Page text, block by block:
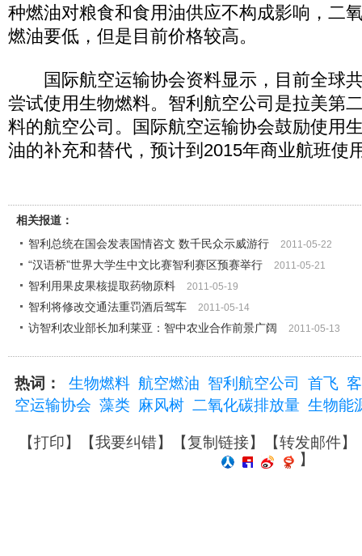
种燃油对粮食和食用油供应不构成影响，二
燃油要低，但是目前价格较高。
国际航空运输协会资料显示，目前全球
尝试使用生物燃料。智利航空公司是拉美第
料的航空公司。国际航空运输协会鼓励使用
油的补充和替代，预计到2015年商业航班使
相关报道：
智利总统在国会发表国情咨文 数千民众示威游行
2011-05-22
“汉语桥”世界大学生中文比赛智利赛区预赛举行 2011-05-21
智利用果皮果核提取药物原料 2011-05-19
智利将修改交通法重罚酒后驾车 2011-05-14
访智利农业部长加利莱亚：智中农业合作前景广阔 2011-05-13
热词： 生物燃料 航空燃油 智利航空公司 首飞
空运输协会 藻类 麻风树 二氧化碳排放量 生物能
【打印】【我要纠错】【复制链接】【转发邮件】
】